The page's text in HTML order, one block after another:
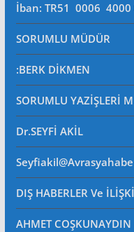
İban: TR51 0006
SORUMLU MÜDÜR
:BERK DİKMEN
SORUMLU YAZİŞLERİ
Dr.SEYFİ AKİL
DIŞ HABERLER Ve
AHMET COŞKUNAYDIN